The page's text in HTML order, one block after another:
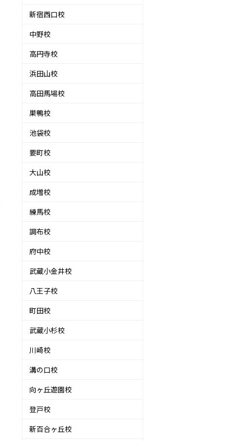
新宿西口校
中野校
高円寺校
浜田山校
高田馬場校
巣鴨校
池袋校
要町校
大山校
成増校
練馬校
調布校
府中校
武蔵小金井校
八王子校
町田校
武蔵小杉校
川崎校
溝の口校
向ヶ丘遊園校
登戸校
新百合ヶ丘校